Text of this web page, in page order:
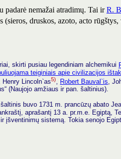
padarė nemažai atradimų. Tai irR.
(sieros, druskos, azoto, acto
skirti pusiau legendiniam alchemikui
teiginiais apie civilizacijos
Henry Lincoln`as5), Robert Bauval`is,
(Naujojo amžiaus ir pan. šaltinius).
buvo 1731 m. prancūzų abato
aprašantį 13 a. pr.m.e.
sistemą. Tokia senojo